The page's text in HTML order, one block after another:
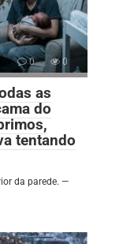
0 0
as
do
tentando
da parede. —